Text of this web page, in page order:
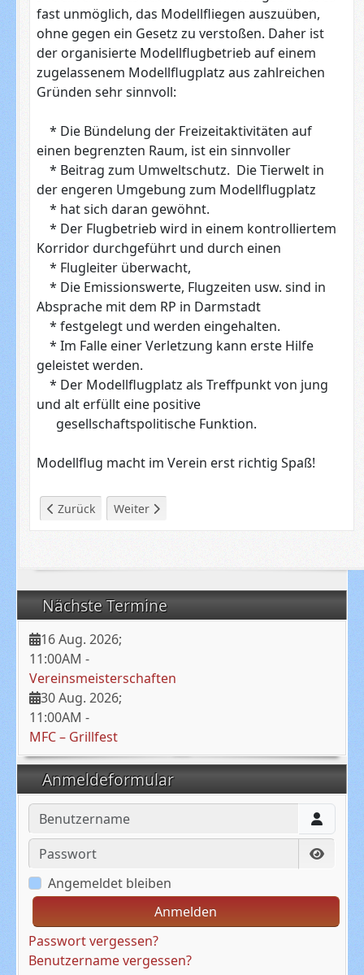
Nächste Termine
16 Aug. 2026;
11:00AM -
Vereinsmeisterschaften
30 Aug. 2026;
11:00AM -
MFC – Grillfest
Anmeldeformular
Benutzername
Passwort
Angemeldet bleiben
Anmelden
Passwort vergessen?
Benutzername vergessen?
fast unmöglich, das Modellfliegen auszuüben,
ohne gegen ein Gesetz zu verstoßen. Daher ist
der organisierte Modellflugbetrieb auf einem
zugelassenem Modellflugplatz aus zahlreichen
Gründen sehr sinnvoll:
* Die Bündelung der Freizeitaktivitäten auf
einen begrenzten Raum, ist ein sinnvoller
* Beitrag zum Umweltschutz. Die Tierwelt in
der engeren Umgebung zum Modellflugplatz
* hat sich daran gewöhnt.
* Der Flugbetrieb wird in einem kontrolliertem
Korridor durchgeführt und durch einen
* Flugleiter überwacht,
* Die Emissionswerte, Flugzeiten usw. sind in
Absprache mit dem RP in Darmstadt
* festgelegt und werden eingehalten.
* Im Falle einer Verletzung kann erste Hilfe
geleistet werden.
* Der Modellflugplatz als Treffpunkt von jung
und alt erfüllt eine positive
gesellschaftspolitische Funktion.
Modellflug macht im Verein erst richtig Spaß!
Vorheriger Beitrag: Impressum
Zurück Nächster Beitrag: Modellbau
Weiter